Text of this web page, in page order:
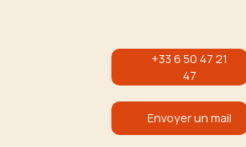
+33 6 50 47 21
47
Envoyer un mail